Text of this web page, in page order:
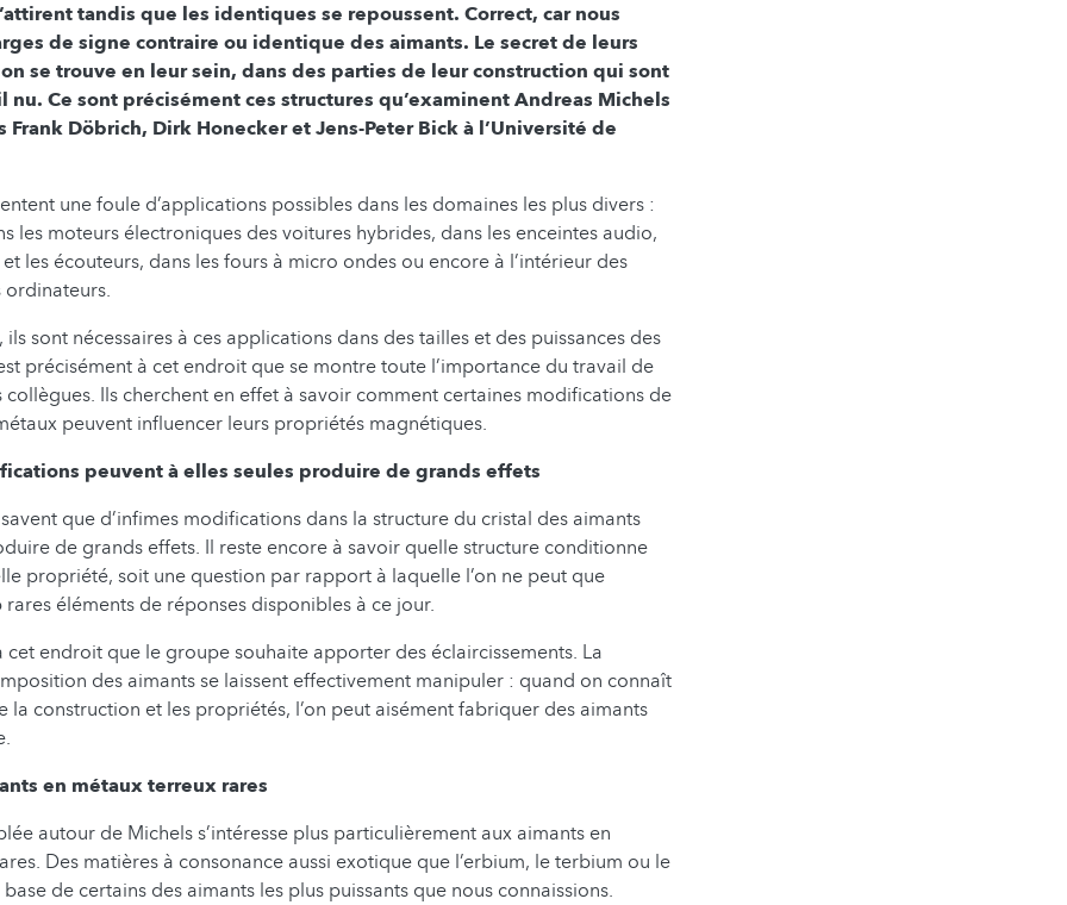
tandis que les identiques se repoussent. Correct, car nous
de signe contraire ou identique des aimants. Le secret de leurs
se trouve en leur sein, dans des parties de leur construction qui sont
Ce sont précisément ces structures qu’examinent Andreas Michels
Frank Döbrich, Dirk Honecker et Jens-Peter Bick à l’Université de
une foule d’applications possibles dans les domaines les plus divers :
les moteurs électroniques des voitures hybrides, dans les enceintes audio,
les écouteurs, dans les fours à micro ondes ou encore à l’intérieur des
ordinateurs.
sont nécessaires à ces applications dans des tailles et des puissances des
précisément à cet endroit que se montre toute l’importance du travail de
collègues. Ils cherchent en effet à savoir comment certaines modifications de
peuvent influencer leurs propriétés magnétiques.
peuvent à elles seules produire de grands effets
que d’infimes modifications dans la structure du cristal des aimants
de grands effets. Il reste encore à savoir quelle structure conditionne
propriété, soit une question par rapport à laquelle l’on ne peut que
éléments de réponses disponibles à ce jour.
cet endroit que le groupe souhaite apporter des éclaircissements. La
des aimants se laissent effectivement manipuler : quand on connaît
la construction et les propriétés, l’on peut aisément fabriquer des aimants
en métaux terreux rares
autour de Michels s’intéresse plus particulièrement aux aimants en
Des matières à consonance aussi exotique que l’erbium, le terbium ou le
de certains des aimants les plus puissants que nous connaissions.